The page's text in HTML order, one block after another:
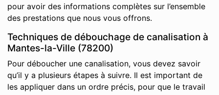
pour avoir des informations complètes sur l’ensemble
des prestations que nous vous offrons.
Techniques de débouchage de canalisation à
Mantes-la-Ville (78200)
Pour déboucher une canalisation, vous devez savoir
qu’il y a plusieurs étapes à suivre. Il est important de
les appliquer dans un ordre précis, pour que le travail